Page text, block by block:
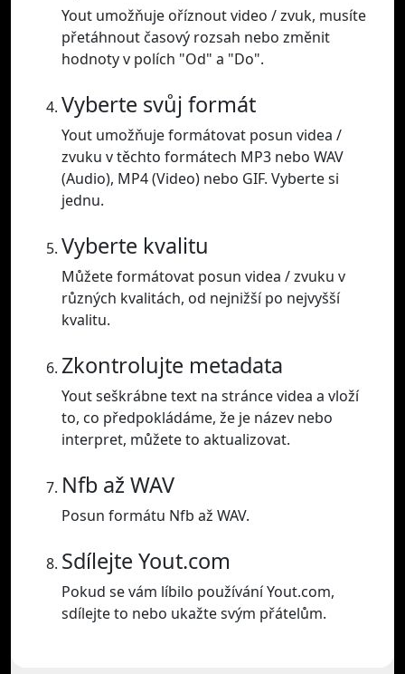
Yout umožňuje oříznout video / zvuk, musíte
přetáhnout časový rozsah nebo změnit
hodnoty v polích "Od" a "Do".
Vyberte svůj formát
Yout umožňuje formátovat posun videa /
zvuku v těchto formátech MP3 nebo WAV
(Audio), MP4 (Video) nebo GIF. Vyberte si
jednu.
Vyberte kvalitu
Můžete formátovat posun videa / zvuku v
různých kvalitách, od nejnižší po nejvyšší
kvalitu.
Zkontrolujte metadata
Yout seškrábne text na stránce videa a vloží
to, co předpokládáme, že je název nebo
interpret, můžete to aktualizovat.
Nfb až WAV
Posun formátu Nfb až WAV.
Sdílejte Yout.com
Pokud se vám líbilo používání Yout.com,
sdílejte to nebo ukažte svým přátelům.